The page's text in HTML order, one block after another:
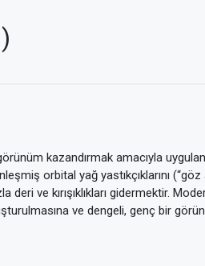
kazandırmak amacıyla
orbital yağ yastıkçıklarını
ve kırışıklıkları gidermektir.
ve dengeli, genç bir